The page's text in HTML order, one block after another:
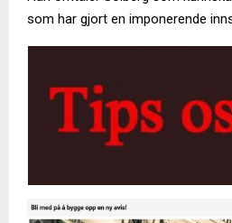
som har gjort en imponerende